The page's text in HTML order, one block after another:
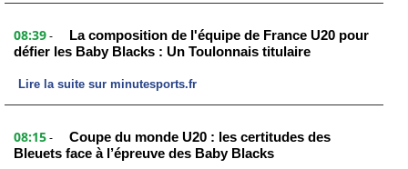
08:39 -
La composition de l'équipe de France U20 pour
défier les Baby Blacks : Un Toulonnais titulaire
Lire la suite sur minutesports.fr
08:15 -
Coupe du monde U20 : les certitudes des
Bleuets face à l’épreuve des Baby Blacks